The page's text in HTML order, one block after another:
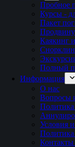
Пробное
Курсы -
Пакет
Каякинг
Полный
Информация
О нас
Вопросы
Условия
Политика
Контакты